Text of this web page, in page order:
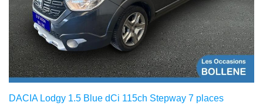
DACIA Lodgy 1.5 Blue dCi 115ch Stepway 7 places